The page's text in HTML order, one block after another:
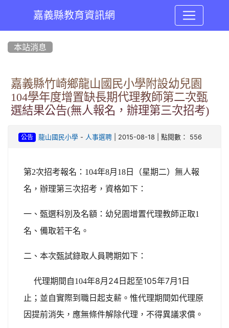
嘉義縣教育資訊網
本站消息
嘉義縣竹崎鄉龍山國民小學附設幼兒園
104學年度增置缺長期代理教師第二次甄
選結果公告(無人報名，辦理第三次招考)
公告 龍山國民小學- 人事選聘| 2015-08-18 | 點閱數： 556
第2次招考報名：104年8月18日（星期二）無人報
名，辦理第三次招考，資格如下：
一、甄選科別及名額：幼兒園增置代理教師正取1
名、備取若干名 。
二、本次甄試錄取人員聘期如下：
代理期間自104年8月24日起至105年7月1日
止；並自實際到職日起支薪。惟代理期間如代理原
因提前消失，應無條件解除代理，不得異議求償。